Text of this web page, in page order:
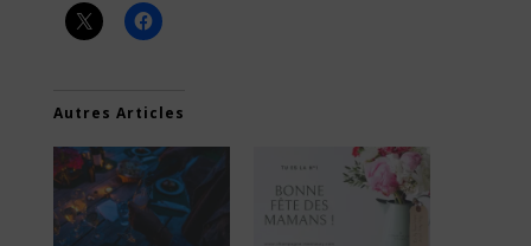
Autres Articles